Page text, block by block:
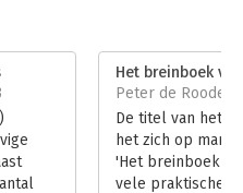
hoe uw medewerkers, maar
denken en handelen - en
als gênant, zowel
doen, effectief oplossingen
medewerkers gedaan krijgt.
(uw onveranderlijke
Het breinboek
Peter de Roode |
De titel van het
het zich op
'Het breinboek
vele praktische